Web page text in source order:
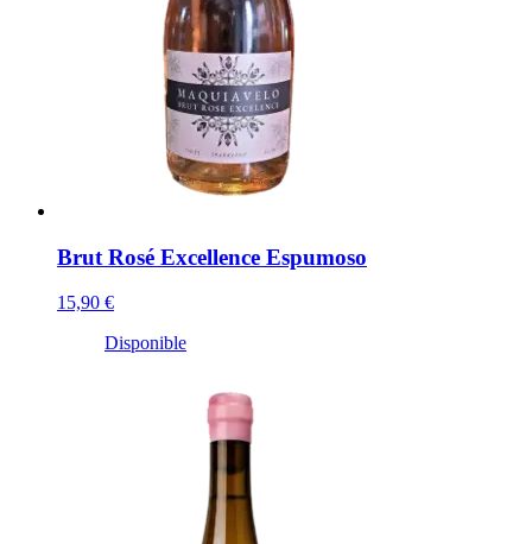
Brut Rosé Excellence Espumoso
15,90 €
Disponible